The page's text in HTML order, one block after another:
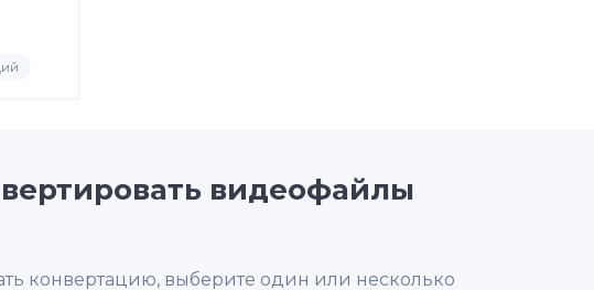
видеофайлы
конвертацию, выберите один или несколько